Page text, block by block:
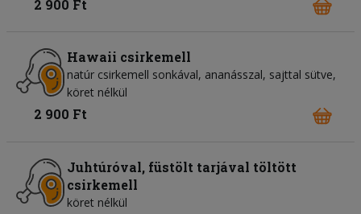
2 900 Ft
Hawaii csirkemell
natúr csirkemell sonkával, ananásszal, sajttal sütve,
köret nélkül
2 900 Ft
Juhtúróval, füstölt tarjával töltött
csirkemell
köret nélkül